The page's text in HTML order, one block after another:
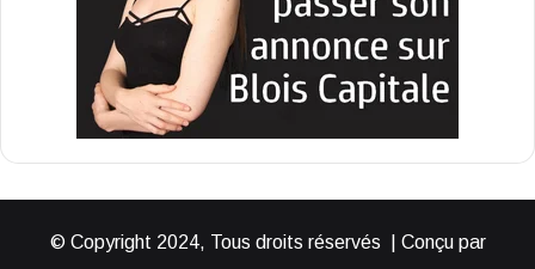
© Copyright 2024, Tous droits réservés | Conçu par